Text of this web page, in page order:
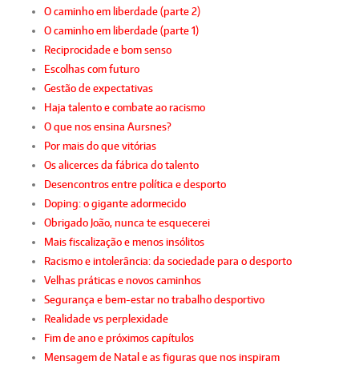
O caminho em liberdade (parte 2)
O caminho em liberdade (parte 1)
Reciprocidade e bom senso
Escolhas com futuro
Gestão de expectativas
Haja talento e combate ao racismo
O que nos ensina Aursnes?
Por mais do que vitórias
Os alicerces da fábrica do talento
Desencontros entre política e desporto
Doping: o gigante adormecido
Obrigado João, nunca te esquecerei
Mais fiscalização e menos insólitos
Racismo e intolerância: da sociedade para o desporto
Velhas práticas e novos caminhos
Segurança e bem-estar no trabalho desportivo
Realidade vs perplexidade
Fim de ano e próximos capítulos
Mensagem de Natal e as figuras que nos inspiram